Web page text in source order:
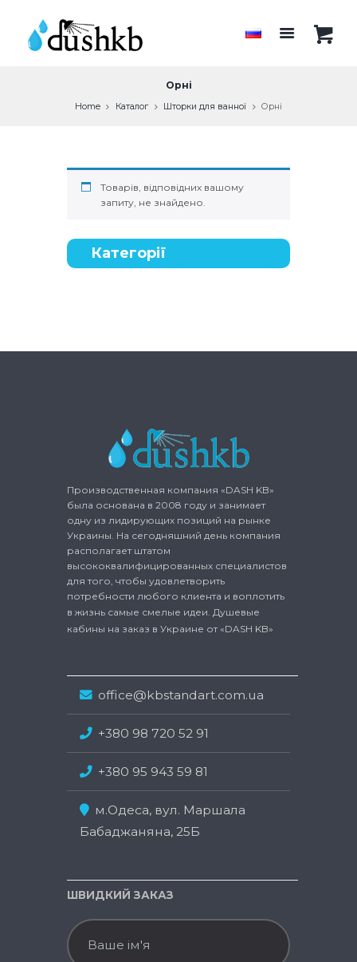
Орні
Home Каталог Шторки для ванної Орні
Товарів, відповідних вашому
запиту, не знайдено.
Категорії
Производственная компания «DASH KB»
была основана в 2008 году и занимает
одну из лидирующих позиций на рынке
Украины. На сегодняшний день компания
располагает штатом
высококвалифицированных специалистов
для того, чтобы удовлетворить
потребности любого клиента и воплотить
в жизнь самые смелые идеи. Душевые
кабины на заказ в Украине от «DASH KB»
office@kbstandart.com.ua
+380 98 720 52 91
+380 95 943 59 81
м.Одеса, вул. Маршала
Бабаджаняна, 25Б
ШВИДКИЙ ЗАКАЗ